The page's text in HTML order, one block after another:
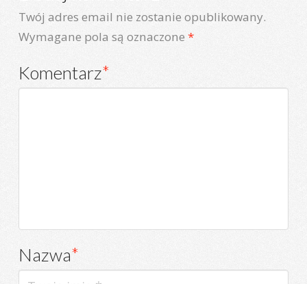
Twój adres email nie zostanie opublikowany.
Wymagane pola są oznaczone *
Komentarz*
Nazwa*